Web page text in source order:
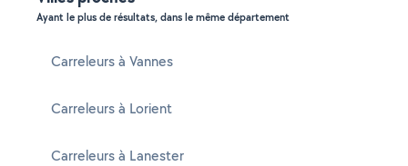
Ayant le plus de résultats, dans le même département
Carreleurs à Vannes
Carreleurs à Lorient
Carreleurs à Lanester